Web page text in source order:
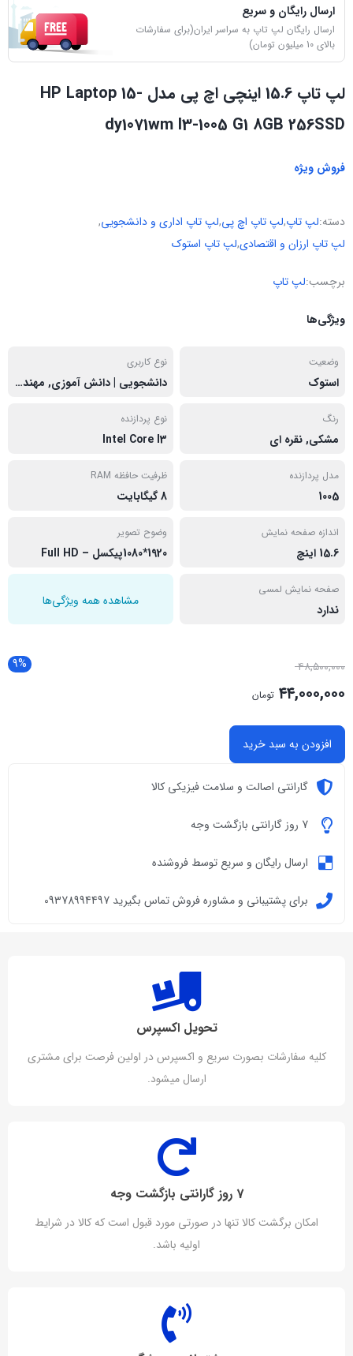
ارسال رایگان و سریع
ارسال رایگان لپ تاپ به سراسر ایران(برای سفارشات
بالای 10 میلیون تومان)
لپ تاپ 15.6 اینچی اچ پی مدل HP Laptop 15-
dy1071wm I3-1005 G1 8GB 256SSD
فروش ویژه
دسته:لپ تاپ,لپ تاپ اچ پی,لپ تاپ اداری و دانشجویی,
لپ تاپ ارزان و اقتصادی,لپ تاپ استوک
برچسب:لپ تاپ
ویژگی‌ها
وضعیت
استوک
نوع کاربری
دانشجویی | دانش آموزی, مهندسی
رنگ
مشکی, نقره ای
نوع پردازنده
Intel Core I3
مدل پردازنده
1005
ظرفیت حافظه RAM
8 گیگابایت
اندازه صفحه نمایش
15.6 اینچ
وضوح تصویر
1920*1080پیکسل – Full HD
صفحه نمایش لمسی
ندارد
مشاهده همه ویژگی‌ها
9% ۴۸,۵۰۰,۰۰۰
۴۴,۰۰۰,۰۰۰ تومان
افزودن به سبد خرید
گارانتی اصالت و سلامت فیزیکی کالا
7 روز گارانتی بازگشت وجه
ارسال رایگان و سریع توسط فروشنده
برای پشتیبانی و مشاوره فروش تماس بگیرید 09378994497
تحویل اکسپرس
کلیه سفارشات بصورت سریع و اکسپرس در اولین فرصت برای مشتری
ارسال میشود.
7 روز گارانتی بازگشت وجه
امکان برگشت کالا تنها در صورتی مورد قبول است که کالا در شرایط
اولیه باشد.